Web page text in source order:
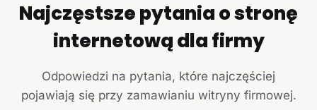
Najczęstsze pytania o stronę
internetową dla firmy
Odpowiedzi na pytania, które najczęściej
pojawiają się przy zamawianiu witryny firmowej.